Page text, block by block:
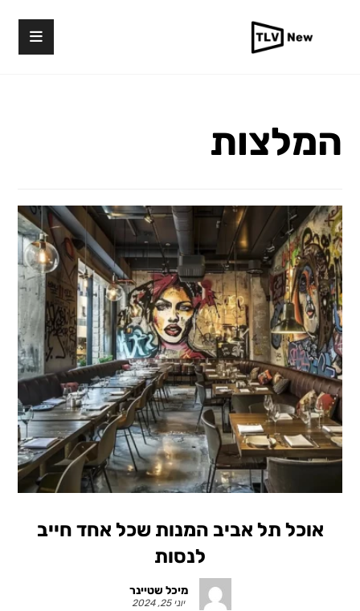
המלצות
אוכל תל אביב המנות שכל אחד חייב
לנסות
מיכל שטיינר
יוני 25, 2024